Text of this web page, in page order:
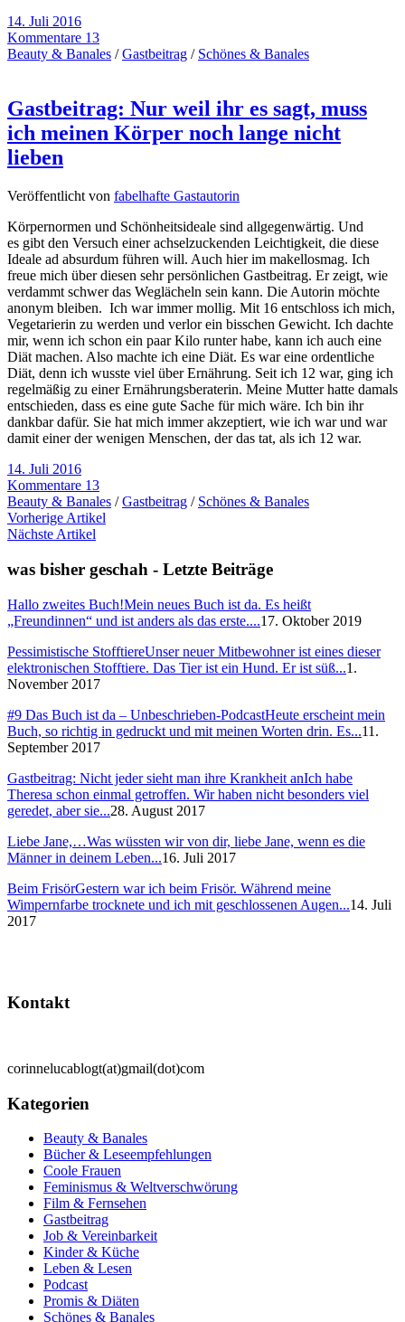
14. Juli 2016
Kommentare 13
Beauty & Banales /Gastbeitrag / Schönes & Banales
Gastbeitrag: Nur weil ihr es sagt, muss
ich meinen Körper noch lange nicht
lieben
Veröffentlicht von fabelhafte Gastautorin
Körpernormen und Schönheitsideale sind allgegenwärtig. Und
es gibt den Versuch einer achselzuckenden Leichtigkeit, die diese
Ideale ad absurdum führen will. Auch hier im makellosmag. Ich
freue mich über diesen sehr persönlichen Gastbeitrag. Er zeigt, wie
verdammt schwer das Weglächeln sein kann. Die Autorin möchte
anonym bleiben. Ich war immer mollig. Mit 16 entschloss ich mich,
Vegetarierin zu werden und verlor ein bisschen Gewicht. Ich dachte
mir, wenn ich schon ein paar Kilo runter habe, kann ich auch eine
Diät machen. Also machte ich eine Diät. Es war eine ordentliche
Diät, denn ich wusste viel über Ernährung. Seit ich 12 war, ging ich
regelmäßig zu einer Ernährungsberaterin. Meine Mutter hatte damals
entschieden, dass es eine gute Sache für mich wäre. Ich bin ihr
dankbar dafür. Sie hat mich immer akzeptiert, wie ich war und war
damit einer der wenigen Menschen, der das tat, als ich 12 war.
14. Juli 2016
Kommentare 13
Beauty & Banales /Gastbeitrag / Schönes & Banales
Vorherige Artikel
Nächste Artikel
was bisher geschah - Letzte Beiträge
Hallo zweites Buch!Mein neues Buch ist da. Es heißt
„Freundinnen“ und ist anders als das erste....17. Oktober 2019
Pessimistische StofftiereUnser neuer Mitbewohner ist eines dieser
elektronischen Stofftiere. Das Tier ist ein Hund. Er ist süß...1.
November 2017
#9 Das Buch ist da – Unbeschrieben-PodcastHeute erscheint mein
Buch, so richtig in gedruckt und mit meinen Worten drin. Es...11.
September 2017
Gastbeitrag: Nicht jeder sieht man ihre Krankheit anIch habe
Theresa schon einmal getroffen. Wir haben nicht besonders viel
geredet, aber sie...28. August 2017
Liebe Jane,…Was wüssten wir von dir, liebe Jane, wenn es die
Männer in deinem Leben...16. Juli 2017
Beim FrisörGestern war ich beim Frisör. Während meine
Wimpernfarbe trocknete und ich mit geschlossenen Augen...14. Juli
2017
Kontakt
corinnelucablogt(at)gmail(dot)com
Kategorien
Beauty & Banales
Bücher & Leseempfehlungen
Coole Frauen
Feminismus & Weltverschwörung
Film & Fernsehen
Gastbeitrag
Job & Vereinbarkeit
Kinder & Küche
Leben & Lesen
Podcast
Promis & Diäten
Schönes & Banales